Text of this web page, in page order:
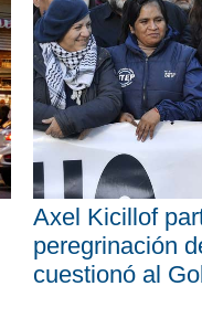
Axel Kicillof
peregrinación
cuestionó al